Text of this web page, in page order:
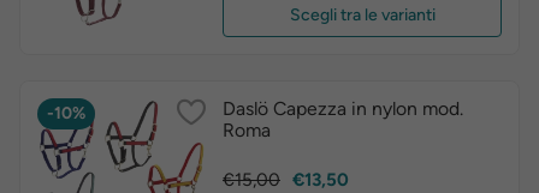
Scegli tra le varianti
-10%
Daslö Capezza in nylon mod.
Roma
Prezzo
€15,00 Prezzo
€13,50